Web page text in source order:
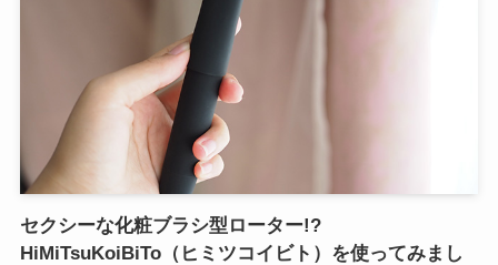
セクシーな化粧ブラシ型ローター!?
HiMiTsuKoiBiTo（ヒミツコイビト）を使ってみまし